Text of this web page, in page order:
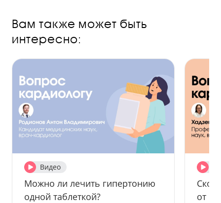
Вам также может быть
интересно:
Видео
Можно ли лечить гипертонию
одной таблеткой?
от